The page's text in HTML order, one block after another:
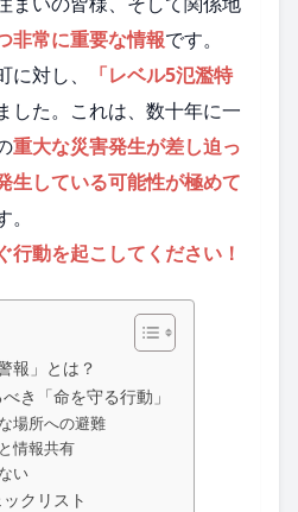
非常に重要な情報です。
対し、
「レベル5氾濫特
した。これは、数十年に一
重大な災害発生が差し迫っ
生している可能性が極めて
行動を起こしてください！
報」とは？
き「命を守る行動」
場所への避難
情報共有
い
クリスト